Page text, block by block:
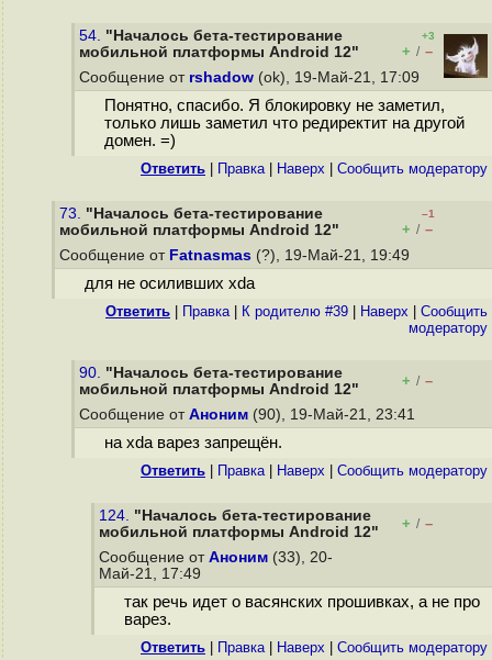
54. "Началось бета-тестирование
мобильной платформы Android 12"
+3
+ / –
Сообщение от rshadow (ok), 19-Май-21, 17:09
Понятно, спасибо. Я блокировку не заметил,
только лишь заметил что редиректит на другой
домен. =)
Ответить Правка| Наверх Cообщить модератору
73. "Началось бета-тестирование
мобильной платформы Android 12"
–1
+ / –
Сообщение от Fatnasmas (?), 19-Май-21, 19:49
для не осиливших xda
Ответить Правка| К родителю #39 Наверх
Cообщить
модератору
90. "Началось бета-тестирование
мобильной платформы Android 12"
+ / –
Сообщение от Аноним (90), 19-Май-21, 23:41
на xda варез запрещён.
Ответить Правка| Наверх Cообщить модератору
124. "Началось бета-тестирование
мобильной платформы Android 12"
+ / –
Сообщение от Аноним (33), 20-
Май-21, 17:49
так речь идет о васянских прошивках, а не про
варез.
Ответить Правка| Наверх Cообщить модератору